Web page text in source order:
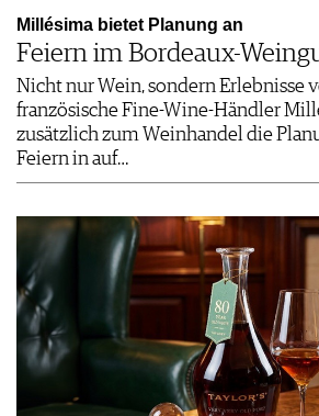
Millésima bietet Planung an
Feiern im Bordeaux-
Nicht nur Wein, sondern Erlebnisse
französische Fine-Wine-Händler
zusätzlich zum Weinhandel die
Feiern in auf…